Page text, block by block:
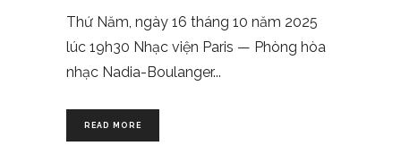
Thứ Năm, ngày 16 tháng 10 năm 2025
lúc 19h30 Nhạc viện Paris — Phòng hòa
nhạc Nadia-Boulanger
READ MORE